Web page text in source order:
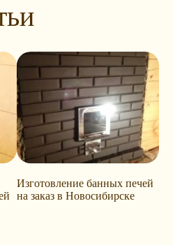
Изготовление банных печей
на заказ в Новосибирске